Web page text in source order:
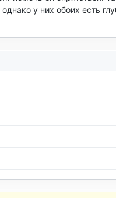
у них обоих есть